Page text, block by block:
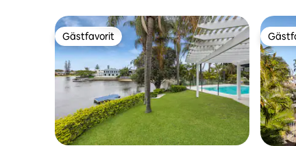
Gästfavorit
Gästfavorit